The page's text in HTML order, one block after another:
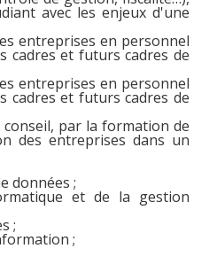
avec les enjeux d'une
entreprises en personnel
cadres et futurs cadres de
entreprises en personnel
cadres et futurs cadres de
par la formation de
des entreprises dans un
données ;
et de la gestion
;
;